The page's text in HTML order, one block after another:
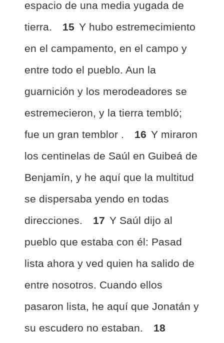
espacio de una media yugada de
tierra.
15 Y hubo estremecimiento
en el campamento, en el campo y
entre todo el pueblo. Aun la
guarnición y los merodeadores se
estremecieron, y la tierra tembló;
fue un gran temblor .
16 Y miraron
los centinelas de Saúl en Guibeá de
Benjamín, y he aquí que la multitud
se dispersaba yendo en todas
direcciones.
17 Y Saúl dijo al
pueblo que estaba con él: Pasad
lista ahora y ved quien ha salido de
entre nosotros. Cuando ellos
pasaron lista, he aquí que Jonatán y
su escudero no estaban.
18